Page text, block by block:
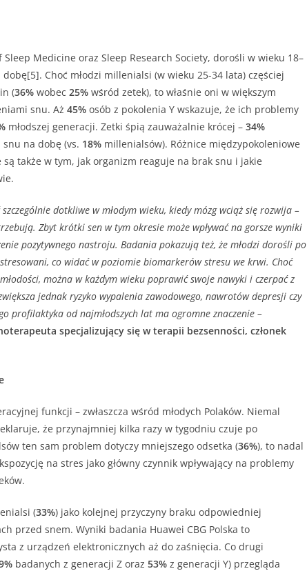
Medicine oraz Sleep Research Society, dorośli w wieku 18–
Choć młodzi millenialsi (w wieku 25-34 lata) częściej
(36% wobec 25% wśród zetek), to właśnie oni w większym
snu. Aż 45% osób z pokolenia Y wskazuje, że ich problemy
młodszej generacji. Zetki śpią zauważalnie krócej – 34%
na dobę (vs. 18% millenialsów). Różnice międzypokoleniowe
także w tym, jak organizm reaguje na brak snu i jakie
dotkliwe w młodym wieku, kiedy mózg wciąż się rozwija –
Zbyt krótki sen w tym okresie może wpływać na gorsze wyniki
pozytywnego nastroju. Badania pokazują też, że młodzi dorośli po
co widać w poziomie biomarkerów stresu we krwi. Choć
można w każdym wieku poprawić swoje nawyki i czerpać z
jednak ryzyko wypalenia zawodowego, nawrotów depresji czy
profilaktyka od najmłodszych lat ma ogromne znaczenie –
specjalizujący się w terapii bezsenności, członek
funkcji – zwłaszcza wśród młodych Polaków. Niemal
że przynajmniej kilka razy w tygodniu czuje po
ten sam problem dotyczy mniejszego odsetka (36%), to nadal
na stres jako główny czynnik wpływający na problemy
(33%) jako kolejnej przyczyny braku odpowiedniej
przed snem. Wyniki badania Huawei CBG Polska to
z urządzeń elektronicznych aż do zaśnięcia. Co drugi
badanych z generacji Z oraz 53% z generacji Y) przegląda